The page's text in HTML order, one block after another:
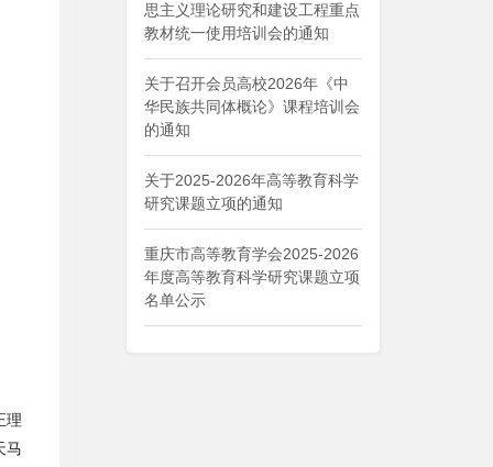
理
马
思主义理论研究和建设工程重点
教材统一使用培训会的通知
关于召开会员高校2026年《中
华民族共同体概论》课程培训会
的通知
关于2025-2026年高等教育科学
研究课题立项的通知
重庆市高等教育学会2025-2026
年度高等教育科学研究课题立项
名单公示